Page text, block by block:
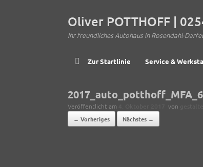
Oliver POTTHOFF |
Ihr freundliches Autohaus in Rosendahl-
Zur Startlinie Service &
Veröffentlicht am von
← Vorheriges Nächstes →